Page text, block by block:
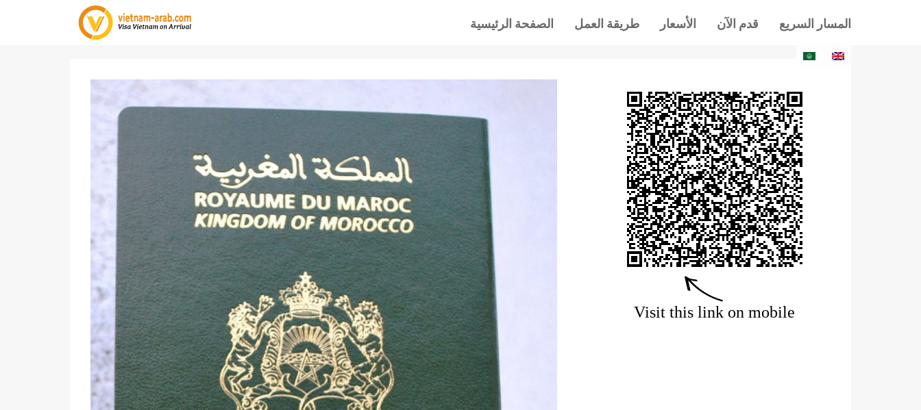
الصفحة الرئيسية طريقة العمل الأسعار قدم الآن المسار السريع
Visit this link on mobile